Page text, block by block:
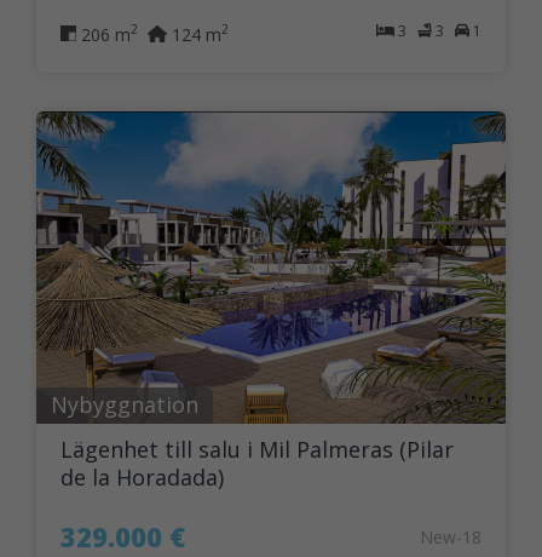
3 3 1
206 m2 124 m2
Nybyggnation
Lägenhet till salu i Mil Palmeras (Pilar
de la Horadada)
329.000 € New-18